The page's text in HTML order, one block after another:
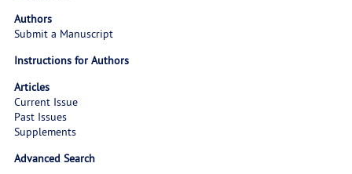
Authors
Submit a Manuscript
Instructions for Authors
Articles
Current Issue
Past Issues
Supplements
Advanced Search